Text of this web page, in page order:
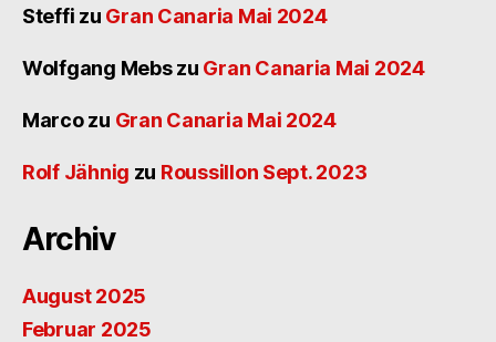
Steffi zu Gran Canaria Mai 2024
Wolfgang Mebszu Gran Canaria Mai 2024
Marcozu Gran Canaria Mai 2024
Rolf Jähnig zu Roussillon Sept. 2023
Archiv
August 2025
Februar 2025